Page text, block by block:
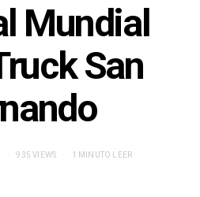
Mundial
San
935 VIEWS 1 MINUTO LEER